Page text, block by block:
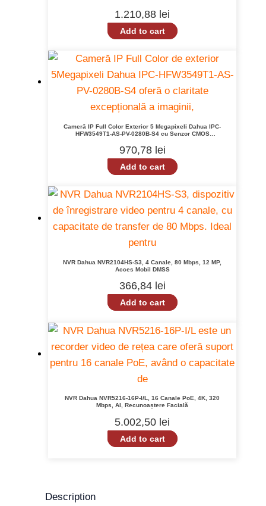
1.210,88 lei
Add to cart
Cameră IP Full Color Exterior 5 Megapixeli Dahua IPC-
HFW3549T1-AS-PV-0280B-S4 cu Senzor CMOS
970,78 lei
Add to cart
NVR Dahua NVR2104HS-S3, 4 Canale, 80 Mbps, 12 MP,
Acces Mobil DMSS
366,84 lei
Add to cart
NVR Dahua NVR5216-16P-I/L, 16 Canale PoE, 4K, 320
Mbps, AI, Recunoaștere Facială
5.002,50 lei
Add to cart
Description